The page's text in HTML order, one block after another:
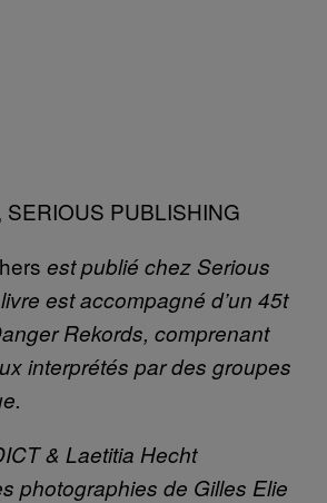
SERIOUS PUBLISHING
est publié chez Serious
est accompagné d’un 45t
Rekords, comprenant
interprétés par des groupes
& Laetitia Hecht
photographies de Gilles Elie